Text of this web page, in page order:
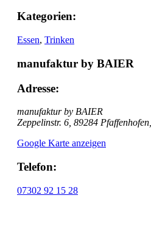
Kategorien:
Essen, Trinken
manufaktur by BAIER
Adresse:
manufaktur by BAIER
Zeppelinstr. 6, 89284 Pfaffenhofen
Google Karte anzeigen
Telefon:
07302 92 15 28